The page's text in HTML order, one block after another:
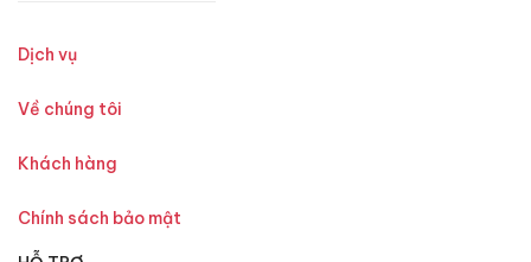
Dịch vụ
Về chúng tôi
Khách hàng
Chính sách bảo mật